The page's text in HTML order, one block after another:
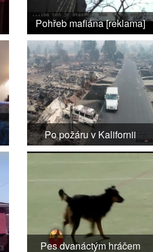
Pohřeb mafiána [reklama]
Po požáru v Kalifornii
Pes dvanáctým hráčem